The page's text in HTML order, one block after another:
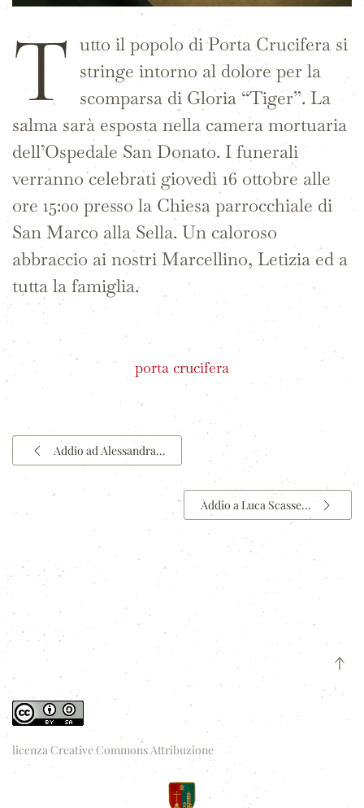
T utto il popolo di Porta Crucifera si
stringe intorno al dolore per la
scomparsa di Gloria “Tiger”. La
salma sarà esposta nella camera mortuaria
dell’Ospedale San Donato. I funerali
verranno celebrati giovedì 16 ottobre alle
ore 15:00 presso la Chiesa parrocchiale di
San Marco alla Sella. Un caloroso
abbraccio ai nostri Marcellino, Letizia ed a
tutta la famiglia.
porta crucifera
Addio ad Alessandra…
Addio a Luca Scasse…
licenza Creative Commons Attribuzione